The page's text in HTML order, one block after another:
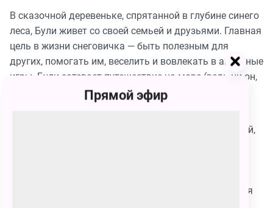
В сказочной деревеньке, спрятанной в глубине синего
леса, Були живет со своей семьей и друзьями. Главная
цель в жизни снеговичка — быть полезным для
других, помогать им, веселить и вовлекать в активные
игры. Були затевает путешествие на море (ведь ни он,
ни его друзья больше не могут растаять!), плавает,
Були и его друзья — типажи узнаваемых персонажей,
представляют малышам великолепный образец для
Прямой эфир